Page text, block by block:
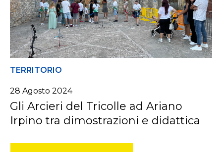
TERRITORIO
28 Agosto 2024
Gli Arcieri del Tricolle ad Ariano
Irpino tra dimostrazioni e didattica